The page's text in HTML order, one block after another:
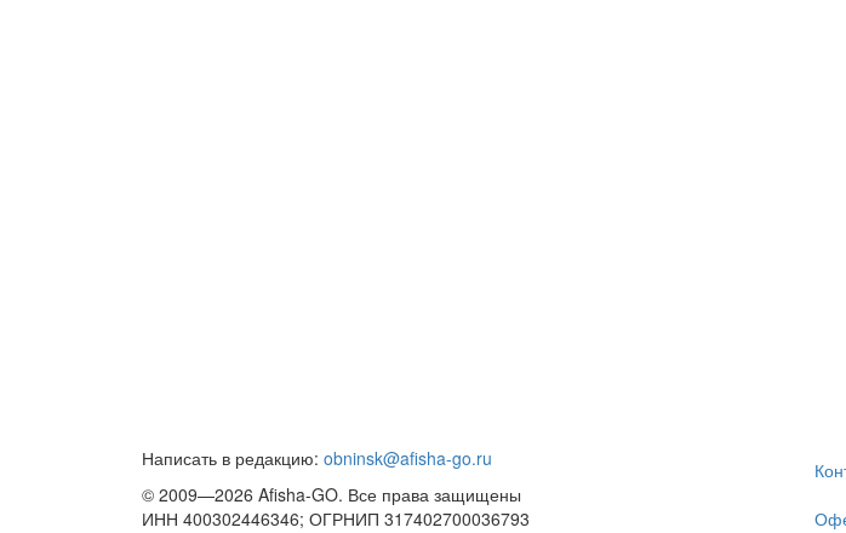
Написать в редакцию: obninsk@afisha-go.ru
© 2009—2026 Afisha-GO. Все права защищены
ИНН 400302446346; ОГРНИП 317402700036793